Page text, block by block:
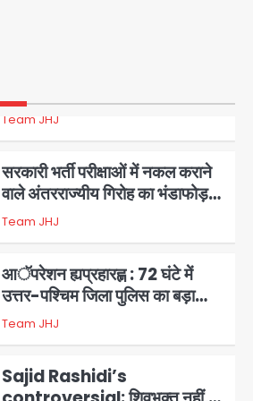
वाले गिरोह का भंडाफोड़
Team JHJ
सरकारी भर्ती परीक्षाओं में नकल कराने
वाले अंतरराज्यीय गिरोह का भंडाफोड़,
मास्टरमाइंड समेत 7 गिरफ्तार
Team JHJ
आॅपरेशन ह्यप्रहारह्ण : 72 घंटे में
उत्तर-पश्चिम जिला पुलिस का बड़ा
एक्शन
Team JHJ
Sajid Rashidi’s